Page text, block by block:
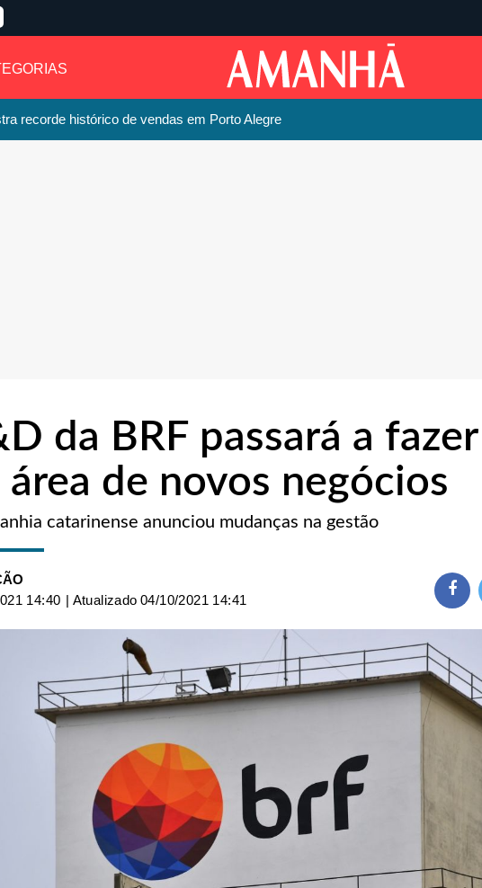
recorde histórico de vendas em Porto Alegre
da BRF passará a
área de novos negócios
catarinense anunciou mudanças na gestão
14:40 | Atualizado 04/10/2021 14:41